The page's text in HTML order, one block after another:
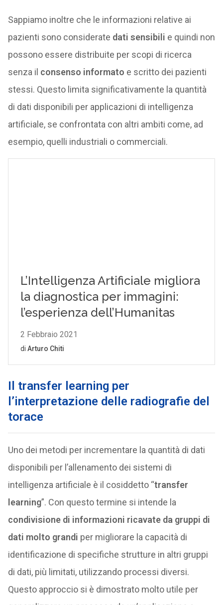
Sappiamo inoltre che le informazioni relative ai
pazienti sono considerate dati sensibili e quindi non
possono essere distribuite per scopi di ricerca
senza il consenso informato e scritto dei pazienti
stessi. Questo limita significativamente la quantità
di dati disponibili per applicazioni di intelligenza
artificiale, se confrontata con altri ambiti come, ad
esempio, quelli industriali o commerciali.
Il transfer learning per
l’interpretazione delle radiografie del
torace
Uno dei metodi per incrementare la quantità di dati
disponibili per l’allenamento dei sistemi di
intelligenza artificiale è il cosiddetto “transfer
learning”. Con questo termine si intende la
condivisione di informazioni ricavate da gruppi di
dati molto grandi per migliorare la capacità di
identificazione di specifiche strutture in altri gruppi
di dati, più limitati, utilizzando processi diversi.
Questo approccio si è dimostrato molto utile per